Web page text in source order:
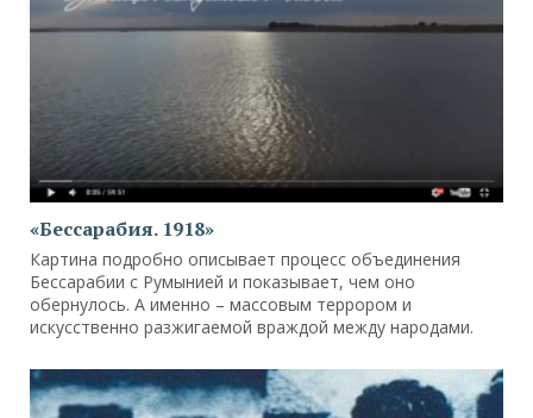
«Бессарабия. 1918»
Картина подробно описывает процесс объединения
Бессарабии с Румынией и показывает, чем оно
обернулось. А именно – массовым террором и
искусственно разжигаемой враждой между народами.